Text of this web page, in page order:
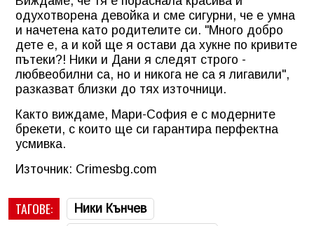
одухотворена девойка и сме сигурни, че е умна
и начетена като родителите си. "Много добро
дете е, а и кой ще я остави да хукне по кривите
пътеки?! Ники и Дани я следят строго -
любвеобилни са, но и никога не са я лигавили",
разказват близки до тях източници.
Както виждаме, Мари-София е с модерните
брекети, с които ще си гарантира перфектна
усмивка.
Източник: Crimesbg.com
ТАГОВЕ:
Ники Кънчев